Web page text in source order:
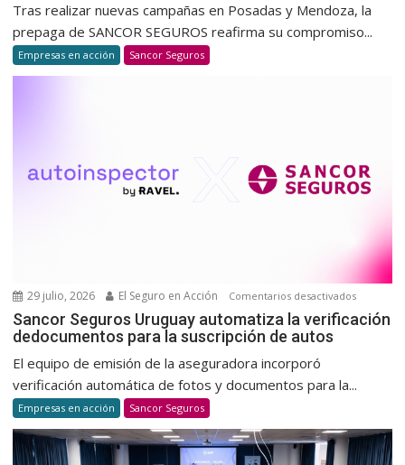
una
cultura
y
habitual
Tras realizar nuevas campañas en Posadas y Mendoza, la
prepaga de SANCOR SEGUROS reafirma su compromiso...
Empresas en acción Sancor Seguros
29 julio, 2026 El Seguro en Acción Comentarios desactivadosen
Sancor
la
para
Sancor Seguros Uruguay automatiza la verificación
dedocumentos para la suscripción de autos
El equipo de emisión de la aseguradora incorporó
verificación automática de fotos y documentos para la...
Empresas en acción Sancor Seguros